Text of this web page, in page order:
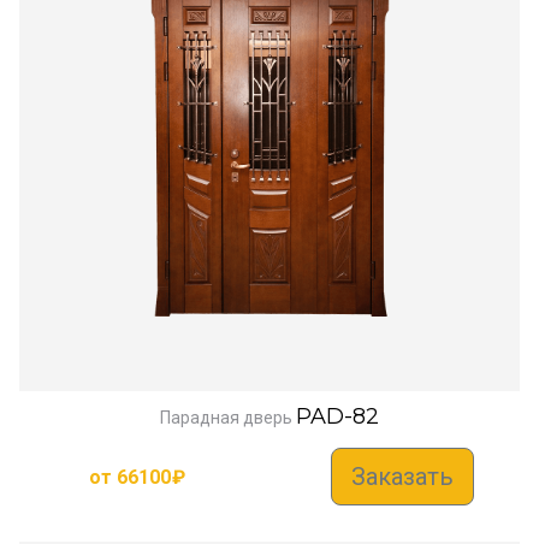
Парадная дверь PAD-82
от 66100₽ Заказать